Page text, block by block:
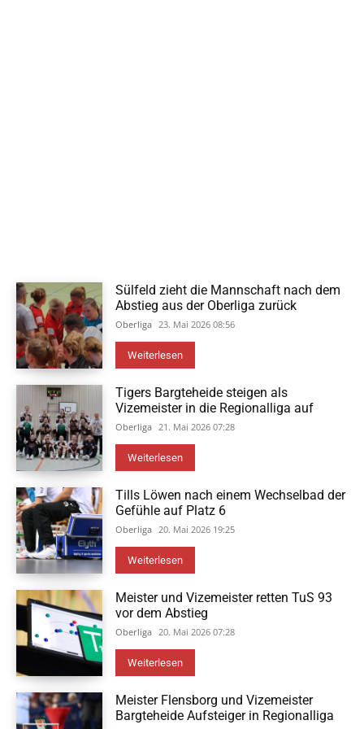
Sülfeld zieht die Mannschaft nach dem
Abstieg aus der Oberliga zurück
Oberliga 23. Mai 2026 08:56
Weiterlesen
Tigers Bargteheide steigen als
Vizemeister in die Regionalliga auf
Oberliga 21. Mai 2026 07:28
Weiterlesen
Tills Löwen nach einem Wechselbad der
Gefühle auf Platz 6
Oberliga 20. Mai 2026 19:25
Weiterlesen
Meister und Vizemeister retten TuS 93
vor dem Abstieg
Oberliga 20. Mai 2026 07:28
Weiterlesen
Meister Flensborg und Vizemeister
Bargteheide Aufsteiger in Regionalliga